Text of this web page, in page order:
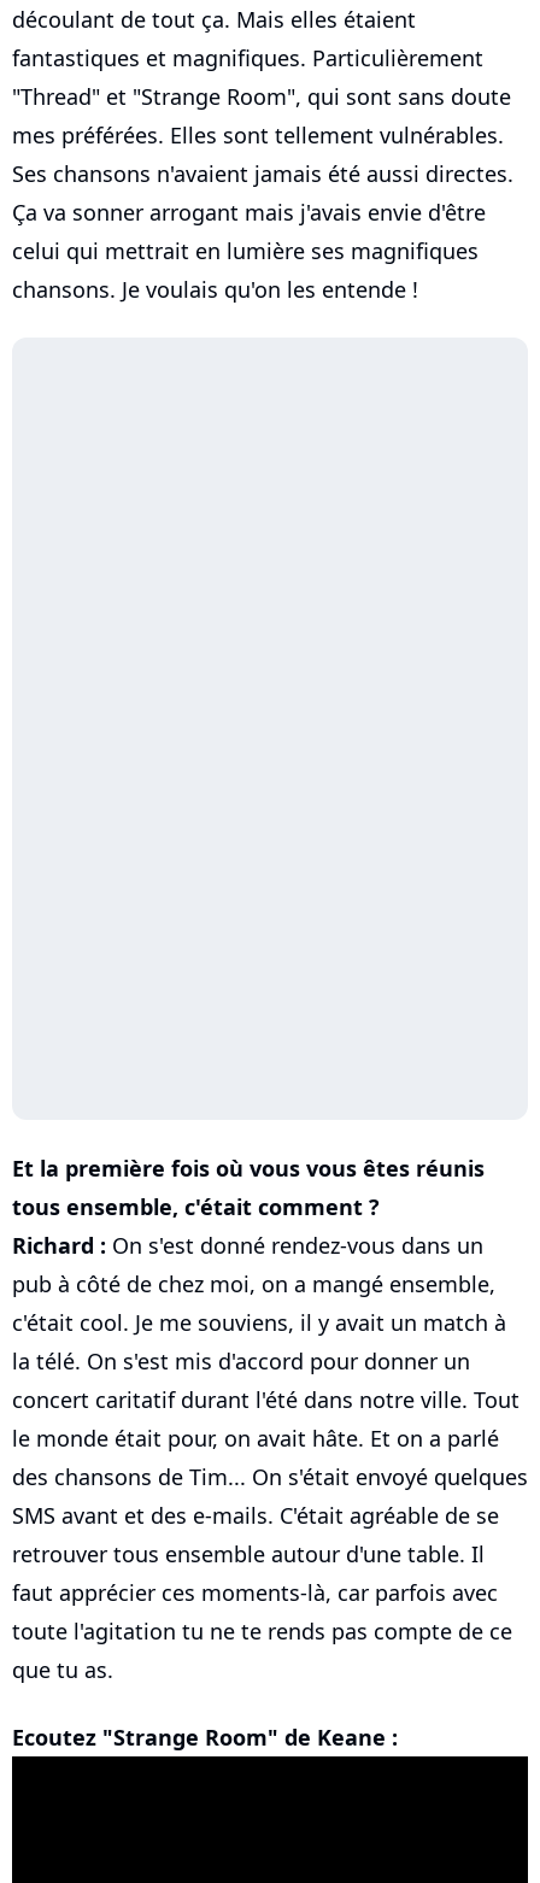
découlant de tout ça. Mais elles étaient
fantastiques et magnifiques. Particulièrement
"Thread" et "Strange Room", qui sont sans doute
mes préférées. Elles sont tellement vulnérables.
Ses chansons n'avaient jamais été aussi directes.
Ça va sonner arrogant mais j'avais envie d'être
celui qui mettrait en lumière ses magnifiques
chansons. Je voulais qu'on les entende !
Et la première fois où vous vous êtes réunis
tous ensemble, c'était comment ?
Richard : On s'est donné rendez-vous dans un
pub à côté de chez moi, on a mangé ensemble,
c'était cool. Je me souviens, il y avait un match à
la télé. On s'est mis d'accord pour donner un
concert caritatif durant l'été dans notre ville. Tout
le monde était pour, on avait hâte. Et on a parlé
des chansons de Tim... On s'était envoyé quelques
SMS avant et des e-mails. C'était agréable de se
retrouver tous ensemble autour d'une table. Il
faut apprécier ces moments-là, car parfois avec
toute l'agitation tu ne te rends pas compte de ce
que tu as.
Ecoutez "Strange Room" de Keane :